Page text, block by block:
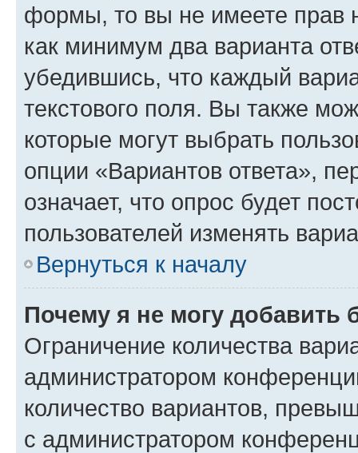
формы, то вы не имеете прав
как минимум два варианта
убедившись, что каждый
текстового поля. Вы также
которые могут выбрать
опции «Вариантов ответа»,
означает, что опрос будет
пользователей изменять
Вернуться к началу
Почему я не могу добавить
Ограничение количества
администратором
количество вариантов,
с администратором